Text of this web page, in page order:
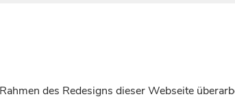
des Redesigns dieser Webseite